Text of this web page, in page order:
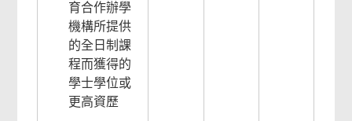
育合作辦學
機構所提供
的全日制課
程而獲得的
學士學位或
更高資歷